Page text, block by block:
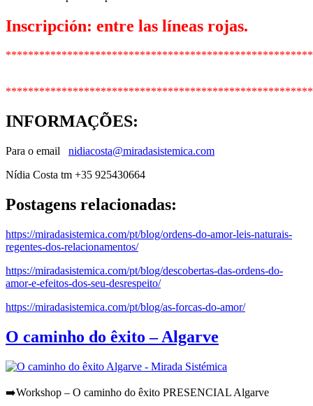
Inscripción: entre las líneas rojas.
INFORMAÇÕES:
Para o email
nidiacosta@miradasistemica.com
Nídia Costa tm +35 925430664
Postagens relacionadas:
https://miradasistemica.com/pt/blog/ordens-do-amor-leis-naturais-
regentes-dos-relacionamentos/
https://miradasistemica.com/pt/blog/descobertas-das-ordens-do-
amor-e-efeitos-dos-seu-desrespeito/
https://miradasistemica.com/pt/blog/as-forcas-do-amor/
O caminho do êxito – Algarve
➡️Workshop – O caminho do êxito PRESENCIAL Algarve